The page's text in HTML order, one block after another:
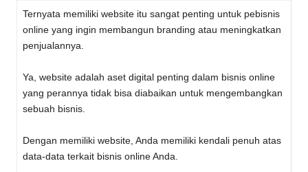
Ternyata memiliki website itu sangat penting untuk pebisnis
online yang ingin membangun branding atau meningkatkan
penjualannya.
Ya, website adalah aset digital penting dalam bisnis online
yang perannya tidak bisa diabaikan untuk mengembangkan
sebuah bisnis.
Dengan memiliki website, Anda memiliki kendali penuh atas
data-data terkait bisnis online Anda.